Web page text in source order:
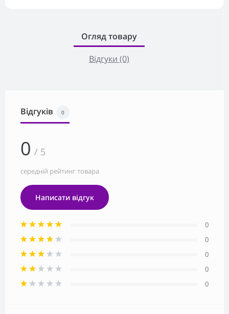
Огляд товару
Відгуки (0)
Відгуків 0
0 / 5
середній рейтинг товара
Написати відгук
0
0
0
0
0